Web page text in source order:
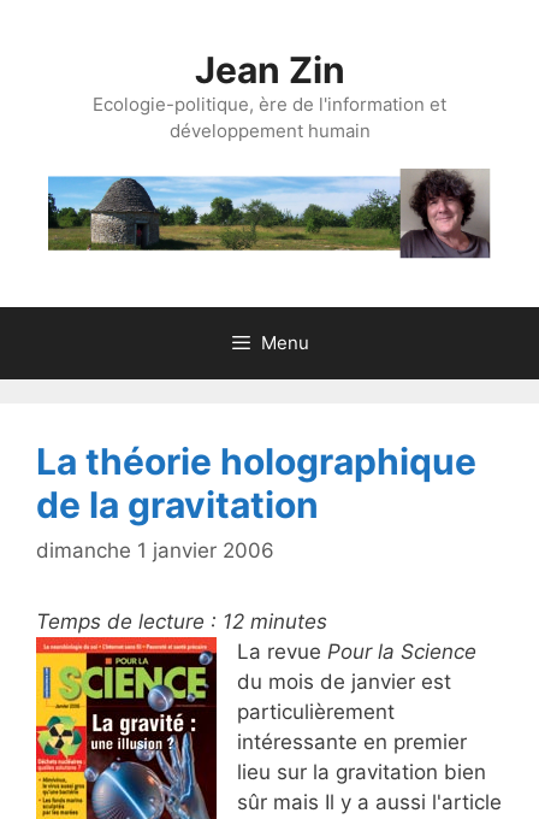
Jean Zin
Ecologie-politique, ère de l'information et
développement humain
Menu
La théorie holographique
de la gravitation
dimanche 1 janvier 2006
Temps de lecture : 12 minutes
La revue Pour la Science
du mois de janvier est
particulièrement
intéressante en premier
lieu sur la gravitation bien
sûr mais Il y a aussi l'article